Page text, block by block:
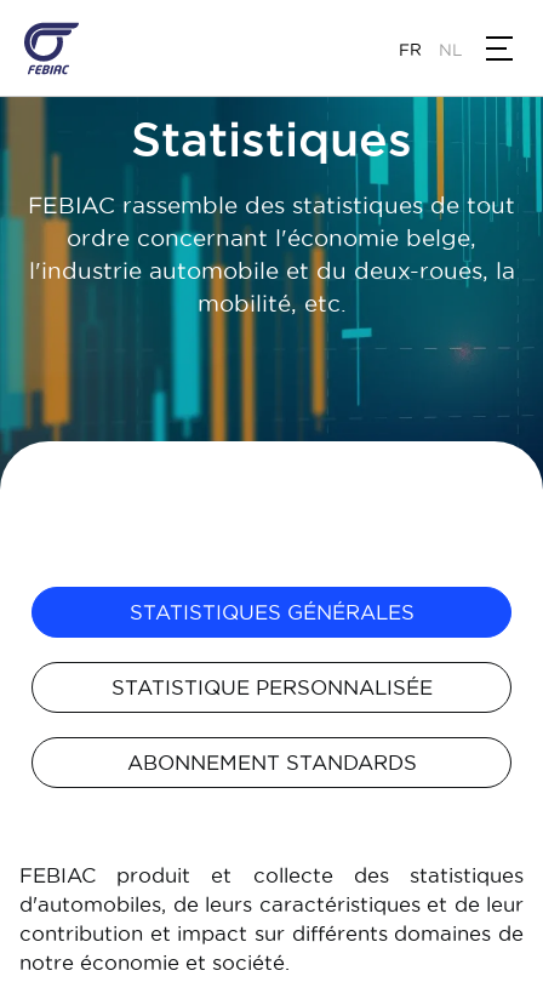
contenu
principal
FR NL
Statistiques
FEBIAC rassemble des statistiques de tout
ordre concernant l'économie belge,
l'industrie automobile et du deux-roues, la
mobilité, etc.
STATISTIQUES GÉNÉRALES
STATISTIQUE PERSONNALISÉE
ABONNEMENT STANDARDS
FEBIAC produit et collecte des statistiques
d'automobiles, de leurs caractéristiques et de leur
contribution et impact sur différents domaines de
notre économie et société.